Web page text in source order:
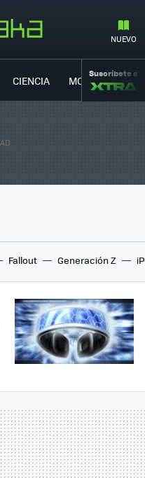
NUEVO
CIENCIA MOVILIDAD
Suscríbete a
Fallout Generación Z